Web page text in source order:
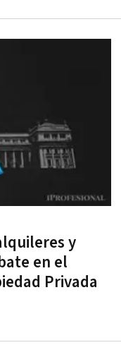
y
en el
Privada